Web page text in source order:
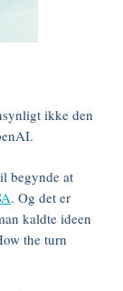
ikke den
begynde at
. Og det er
kaldte ideen
the turn